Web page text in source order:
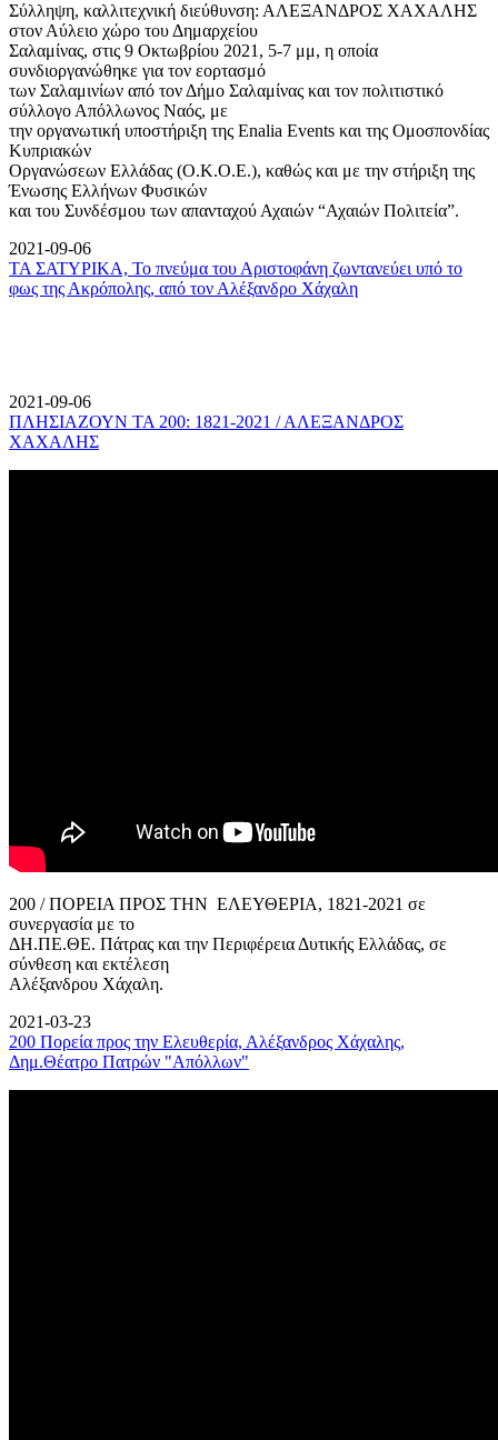
Σύλληψη, καλλιτεχνική διεύθυνση: ΑΛΕΞΑΝΔΡΟΣ ΧΑΧΑΛΗΣ
στον Αύλειο χώρο του Δημαρχείου
Σαλαμίνας, στις 9 Οκτωβρίου 2021, 5-7 μμ, η οποία
συνδιοργανώθηκε για τον εορτασμό
των Σαλαμινίων από τον Δήμο Σαλαμίνας και τον πολιτιστικό
σύλλογο Απόλλωνος Ναός, με
την οργανωτική υποστήριξη της Enalia Events και της Ομοσπονδίας
Κυπριακών
Οργανώσεων Ελλάδας (Ο.Κ.Ο.Ε.), καθώς και με την στήριξη της
Ένωσης Ελλήνων Φυσικών
και του Συνδέσμου των απανταχού Αχαιών “Αχαιών Πολιτεία”.
2021-09-06
ΤΑ ΣΑΤΥΡΙΚΑ, Το πνεύμα του Αριστοφάνη ζωντανεύει υπό το
φως της Ακρόπολης, από τον Αλέξανδρο Χάχαλη
2021-09-06
ΠΛΗΣΙΑΖΟΥΝ ΤΑ 200: 1821-2021 / ΑΛΕΞΑΝΔΡΟΣ
ΧΑΧΑΛΗΣ
200 / ΠΟΡΕΙΑ ΠΡΟΣ ΤΗΝ ΕΛΕΥΘΕΡΙΑ, 1821-2021 σε
συνεργασία με το
ΔΗ.ΠΕ.ΘΕ. Πάτρας και την Περιφέρεια Δυτικής Ελλάδας, σε
σύνθεση και εκτέλεση
Αλέξανδρου Χάχαλη.
2021-03-23
200 Πορεία προς την Ελευθερία, Αλέξανδρος Χάχαλης,
Δημ.Θέατρο Πατρών "Απόλλων"